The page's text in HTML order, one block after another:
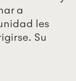
a
les
Su